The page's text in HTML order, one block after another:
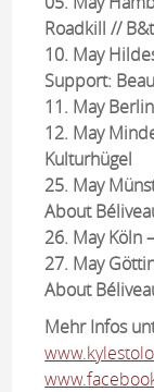
Roadkill //
10. May
Support:
11. May
12. May
Kulturhügel
25. May
About
26. May Köln
27. May
About
Mehr Infos